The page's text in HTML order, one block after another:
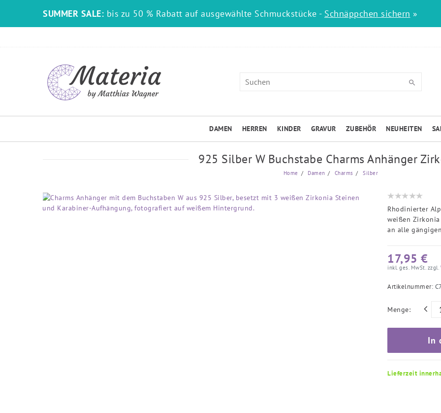
SUMMER SALE: bis zu 50 % Rabatt auf ausgewählte Schmuckstücke - Schnäppchen sichern »
DAMEN HERREN KINDER GRAVUR ZUBEHÖR NEUHEITEN
925 Silber W Buchstabe Charms Anhänger
Home Damen Charms Silber
Rhodinierter
weißen Zirkonia
an alle
17,95 €
inkl. ges. MwSt. zzgl.
Artikelnummer:
Menge:
In
Lieferzeit